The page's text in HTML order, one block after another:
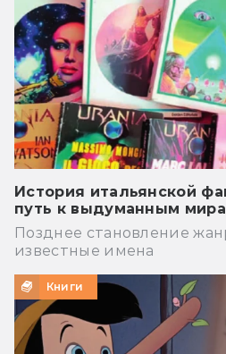
История итальянской
путь к выдуманным
Позднее становление
известные имена
Книги